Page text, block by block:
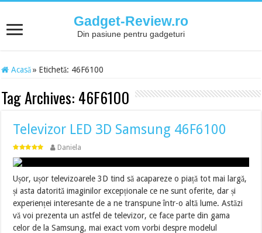
Gadget-Review.ro
Din pasiune pentru gadgeturi
Acasă » Etichetă: 46F6100
Tag Archives: 46F6100
Televizor LED 3D Samsung 46F6100
Daniela
Ușor, ușor televizoarele 3D tind să acapareze o piață tot mai largă,
și asta datorită imaginilor excepționale ce ne sunt oferite, dar și
experienței interesante de a ne transpune într-o altă lume. Astăzi
vă voi prezenta un astfel de televizor, ce face parte din gama
celor de la Samsung, mai exact vom vorbi despre modelul